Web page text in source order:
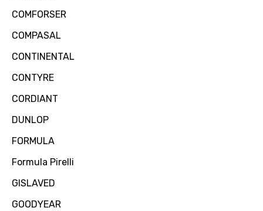
COMFORSER
COMPASAL
CONTINENTAL
CONTYRE
CORDIANT
DUNLOP
FORMULA
Formula Pirelli
GISLAVED
GOODYEAR